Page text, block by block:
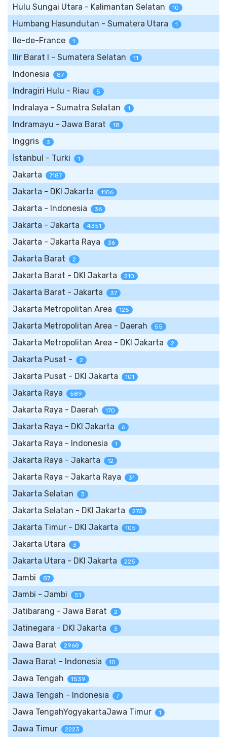
Hulu Sungai Utara - Kalimantan Selatan 10
Humbang Hasundutan - Sumatera Utara 1
Ile-de-France 1
Ilir Barat I - Sumatera Selatan 11
Indonesia 87
Indragiri Hulu - Riau 5
Indralaya - Sumatra Selatan 1
Indramayu - Jawa Barat 18
Inggris 3
İstanbul - Turki 1
Jakarta 7187
Jakarta - DKI Jakarta 1106
Jakarta - Indonesia 36
Jakarta - Jakarta 4351
Jakarta - Jakarta Raya 36
Jakarta Barat 2
Jakarta Barat - DKI Jakarta 210
Jakarta Barat - Jakarta 37
Jakarta Metropolitan Area 125
Jakarta Metropolitan Area - Daerah 55
Jakarta Metropolitan Area - DKI Jakarta 2
Jakarta Pusat - 2
Jakarta Pusat - DKI Jakarta 101
Jakarta Raya 589
Jakarta Raya - Daerah 170
Jakarta Raya - DKI Jakarta 6
Jakarta Raya - Indonesia 1
Jakarta Raya - Jakarta 12
Jakarta Raya - Jakarta Raya 31
Jakarta Selatan 3
Jakarta Selatan - DKI Jakarta 275
Jakarta Timur - DKI Jakarta 105
Jakarta Utara 3
Jakarta Utara - DKI Jakarta 225
Jambi 87
Jambi - Jambi 51
Jatibarang - Jawa Barat 2
Jatinegara - DKI Jakarta 3
Jawa Barat 2968
Jawa Barat - Indonesia 10
Jawa Tengah 1539
Jawa Tengah - Indonesia 7
Jawa TengahYogyakartaJawa Timur 1
Jawa Timur 2223